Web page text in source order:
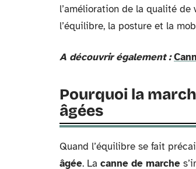
l’amélioration de la qualité de
l’équilibre, la posture et la
A découvrir également :
Pourquoi la
âgées
Quand l’équilibre se fait
âgée. La canne de marche